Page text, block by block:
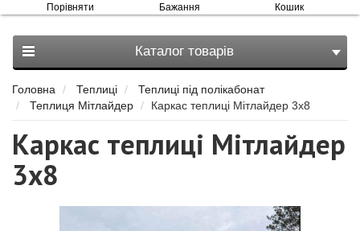
Порівняти Бажання Кошик
Головна Теплиці
Теплиці під полікабонат
Теплиця Мітлайдер
Каркас теплиці Мітлайдер 3х8
Каркас теплиці Мітлайдер
3х8
Каталог товарів